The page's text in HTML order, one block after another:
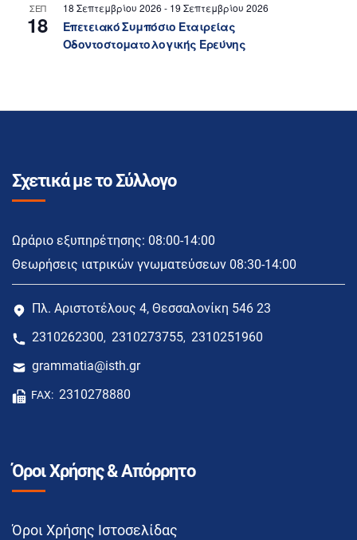
ΣΕΠ
18
18 Σεπτεμβρίου 2026 - 19 Σεπτεμβρίου 2026
Επετειακό Συμπόσιο Εταιρείας
Οδοντοστοματολογικής Ερεύνης
Σχετικά με το Σύλλογο
Ωράριο εξυπηρέτησης: 08:00-14:00
Θεωρήσεις ιατρικών γνωματεύσεων 08:30-14:00
Πλ. Αριστοτέλους 4, Θεσσαλονίκη 546 23
2310262300, 2310273755, 2310251960
grammatia@isth.gr
FAX: 2310278880
Όροι Χρήσης & Απόρρητο
Όροι Χρήσης Ιστοσελίδας